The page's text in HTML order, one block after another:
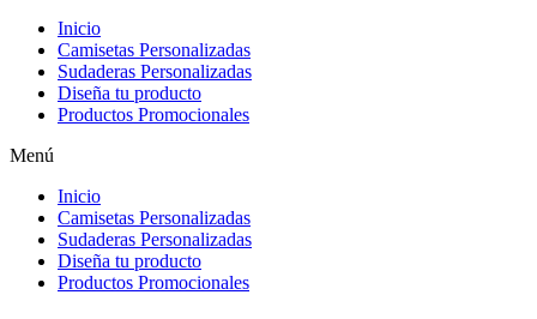
Inicio
Camisetas Personalizadas
Sudaderas Personalizadas
Diseña tu producto
Productos Promocionales
Menú
Inicio
Camisetas Personalizadas
Sudaderas Personalizadas
Diseña tu producto
Productos Promocionales